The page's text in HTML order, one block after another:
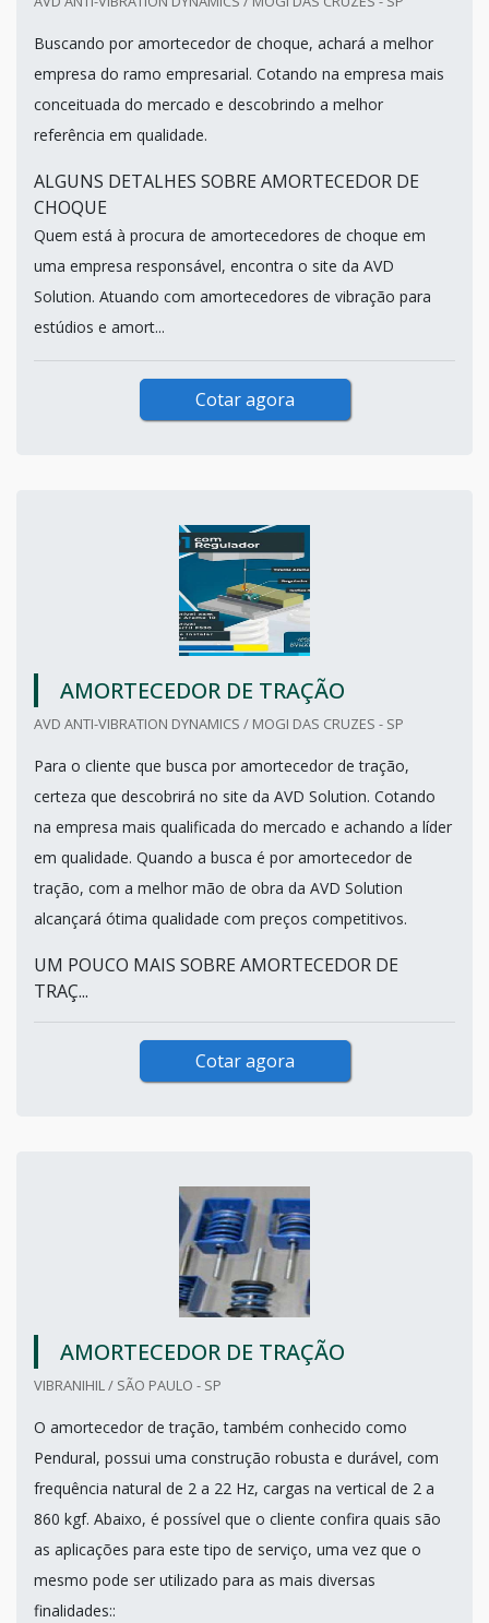
Buscando por amortecedor de choque, achará a melhor
empresa do ramo empresarial. Cotando na empresa mais
conceituada do mercado e descobrindo a melhor
referência em qualidade.
ALGUNS DETALHES SOBRE AMORTECEDOR DE
CHOQUE
Quem está à procura de amortecedores de choque em
uma empresa responsável, encontra o site da AVD
Solution. Atuando com amortecedores de vibração para
estúdios e amort...
Cotar agora
AMORTECEDOR DE TRAÇÃO
AVD ANTI-VIBRATION DYNAMICS / MOGI DAS CRUZES - SP
Para o cliente que busca por amortecedor de tração,
certeza que descobrirá no site da AVD Solution. Cotando
na empresa mais qualificada do mercado e achando a líder
em qualidade. Quando a busca é por amortecedor de
tração, com a melhor mão de obra da AVD Solution
alcançará ótima qualidade com preços competitivos.
UM POUCO MAIS SOBRE AMORTECEDOR DE
TRAÇ...
Cotar agora
AMORTECEDOR DE TRAÇÃO
VIBRANIHIL / SÃO PAULO - SP
O amortecedor de tração, também conhecido como
Pendural, possui uma construção robusta e durável, com
frequência natural de 2 a 22 Hz, cargas na vertical de 2 a
860 kgf. Abaixo, é possível que o cliente confira quais são
as aplicações para este tipo de serviço, uma vez que o
mesmo pode ser utilizado para as mais diversas
finalidades::